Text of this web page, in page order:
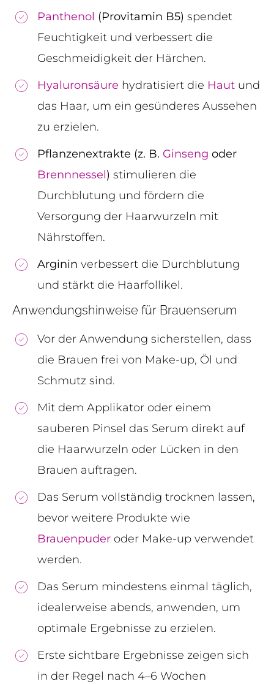
Panthenol (Provitamin B5) spendet
Feuchtigkeit und verbessert die
Geschmeidigkeit der Härchen.
Hyaluronsäure hydratisiert die Haut und
das Haar, um ein gesünderes Aussehen
zu erzielen.
Pflanzenextrakte (z. B. Ginseng oder
Brennnessel) stimulieren die
Durchblutung und fördern die
Versorgung der Haarwurzeln mit
Nährstoffen.
Arginin verbessert die Durchblutung
und stärkt die Haarfollikel.
Anwendungshinweise für Brauenserum
Vor der Anwendung sicherstellen, dass
die Brauen frei von Make-up, Öl und
Schmutz sind.
Mit dem Applikator oder einem
sauberen Pinsel das Serum direkt auf
die Haarwurzeln oder Lücken in den
Brauen auftragen.
Das Serum vollständig trocknen lassen,
bevor weitere Produkte wie
Brauenpuder oder Make-up verwendet
werden.
Das Serum mindestens einmal täglich,
idealerweise abends, anwenden, um
optimale Ergebnisse zu erzielen.
Erste sichtbare Ergebnisse zeigen sich
in der Regel nach 4–6 Wochen